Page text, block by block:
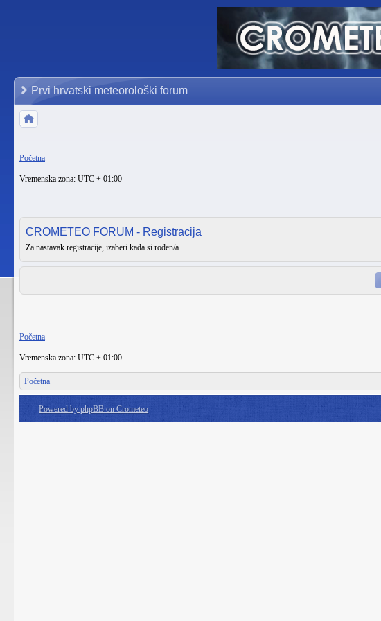
Prvi hrvatski meteorološki forum
Početna
Vremenska zona: UTC + 01:00
CROMETEO FORUM - Registracija
Za nastavak registracije, izaberi kada si rođen/a.
Početna
Vremenska zona: UTC + 01:00
Početna
Powered by phpBB on Crometeo